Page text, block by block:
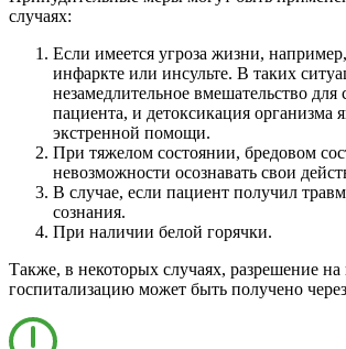
случаях:
Если имеется угроза жизни,
инфаркте или инсульте. В таких
незамедлительное вмешательство для
пациента, и детоксикация организма
экстренной помощи.
При тяжелом состоянии, бредовом
невозможности осознавать свои
В случае, если пациент получил
сознания.
При наличии белой горячки.
Также, в некоторых случаях, разрешение
госпитализацию может быть получено